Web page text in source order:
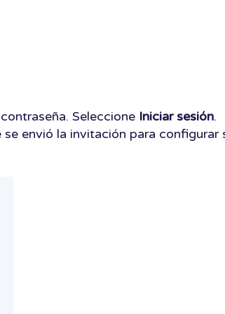
Seleccione Iniciar sesión.
envió la invitación para configurar